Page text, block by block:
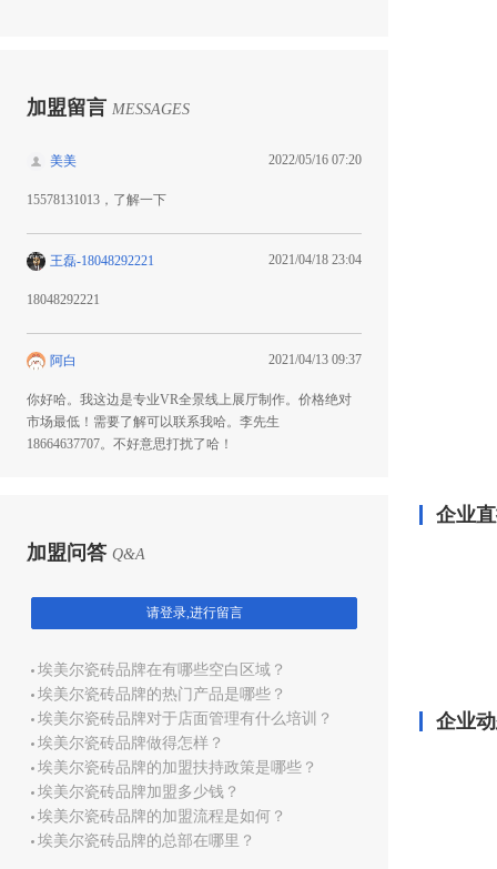
加盟留言 MESSAGES
美美 2022/05/16 07:20
15578131013，了解一下
王磊-18048292221 2021/04/18 23:04
18048292221
阿白 2021/04/13 09:37
你好哈。我这边是专业VR全景线上展厅制作。价格绝对
市场最低！需要了解可以联系我哈。李先生
18664637707。不好意思打扰了哈！
加盟问答 Q&A
请登录,进行留言
埃美尔瓷砖品牌在有哪些空白区域？
埃美尔瓷砖品牌的热门产品是哪些？
埃美尔瓷砖品牌对于店面管理有什么培训？
埃美尔瓷砖品牌做得怎样？
埃美尔瓷砖品牌的加盟扶持政策是哪些？
埃美尔瓷砖品牌加盟多少钱？
埃美尔瓷砖品牌的加盟流程是如何？
埃美尔瓷砖品牌的总部在哪里？
企业
企业